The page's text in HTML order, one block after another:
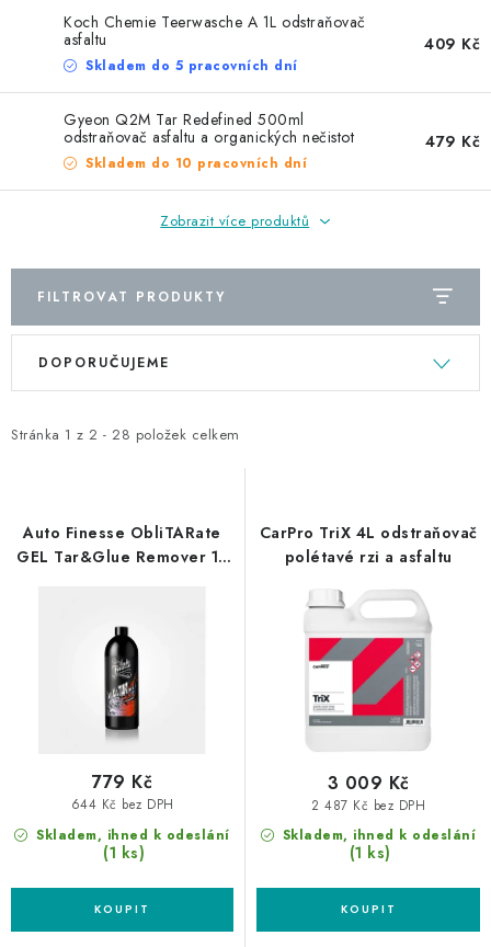
BYDLENÍ
Věrnostní program
Všeobecné obchodní podmínky
Podmínky ochrany osobních údajů
Mapa serveru
Koch Chemie Teerwasche A 1L odstraňovač
asfaltu
Skladem do 5 pracovních dní
409 Kč
Gyeon Q2M Tar Redefined 500ml
odstraňovač asfaltu a organických nečistot
Skladem do 10 pracovních dní
479 Kč
Zobrazit více produktů
FILTROVAT PRODUKTY
V
i
o
Stránka 1 z 2 - 28 položek celkem
Ř
e
p
r
DOPORUČUJEME
Auto Finesse ObliTARate
GEL Tar&Glue Remover 1L
Skladem, ihned k odeslání
(1 ks)
644 Kč bez DPH
779 Kč
CarPro TriX 4L odstraňovač
polétavé rzi a asfaltu
Skladem, ihned k odeslání
(1 ks)
2 487 Kč bez DPH
3 009 Kč